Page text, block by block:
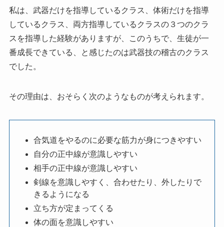
私は、武器だけを指導しているクラス、体術だけを指導
しているクラス、両方指導しているクラスの３つのクラ
スを指導した経験がありますが、このうちで、生徒が一
番成長できている、と感じたのは武器技の稽古のクラス
でした。
その理由は、おそらく次のようなものが考えられます。
合気道をやるのに必要な筋力が身につきやすい
自分の正中線が意識しやすい
相手の正中線が意識しやすい
剣線を意識しやすく、合わせたり、外したりで
きるようになる
立ち方が定まってくる
体の面を意識しやすい